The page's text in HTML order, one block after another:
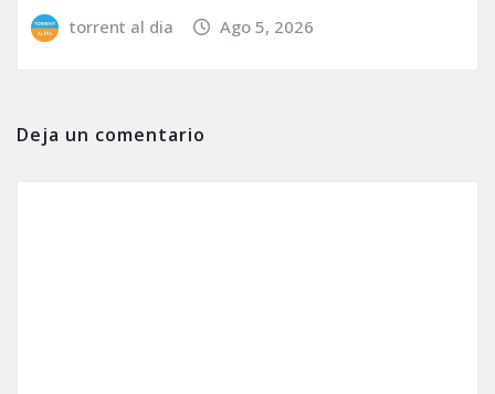
torrent al dia Ago 5, 2026
Deja un comentario